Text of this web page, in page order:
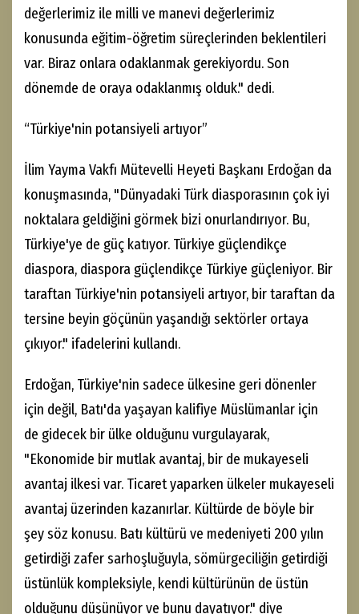
değerlerimiz ile milli ve manevi değerlerimiz
konusunda eğitim-öğretim süreçlerinden beklentileri
var. Biraz onlara odaklanmak gerekiyordu. Son
dönemde de oraya odaklanmış olduk." dedi.
“Türkiye'nin potansiyeli artıyor”
İlim Yayma Vakfı Mütevelli Heyeti Başkanı Erdoğan da
konuşmasında, "Dünyadaki Türk diasporasının çok iyi
noktalara geldiğini görmek bizi onurlandırıyor. Bu,
Türkiye'ye de güç katıyor. Türkiye güçlendikçe
diaspora, diaspora güçlendikçe Türkiye güçleniyor. Bir
taraftan Türkiye'nin potansiyeli artıyor, bir taraftan da
tersine beyin göçünün yaşandığı sektörler ortaya
çıkıyor." ifadelerini kullandı.
Erdoğan, Türkiye'nin sadece ülkesine geri dönenler
için değil, Batı'da yaşayan kalifiye Müslümanlar için
de gidecek bir ülke olduğunu vurgulayarak,
"Ekonomide bir mutlak avantaj, bir de mukayeseli
avantaj ilkesi var. Ticaret yaparken ülkeler mukayeseli
avantaj üzerinden kazanırlar. Kültürde de böyle bir
şey söz konusu. Batı kültürü ve medeniyeti 200 yılın
getirdiği zafer sarhoşluğuyla, sömürgeciliğin getirdiği
üstünlük kompleksiyle, kendi kültürünün de üstün
olduğunu düşünüyor ve bunu dayatıyor." diye